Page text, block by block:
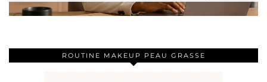
ROUTINE MAKEUP PEAU GRASSE